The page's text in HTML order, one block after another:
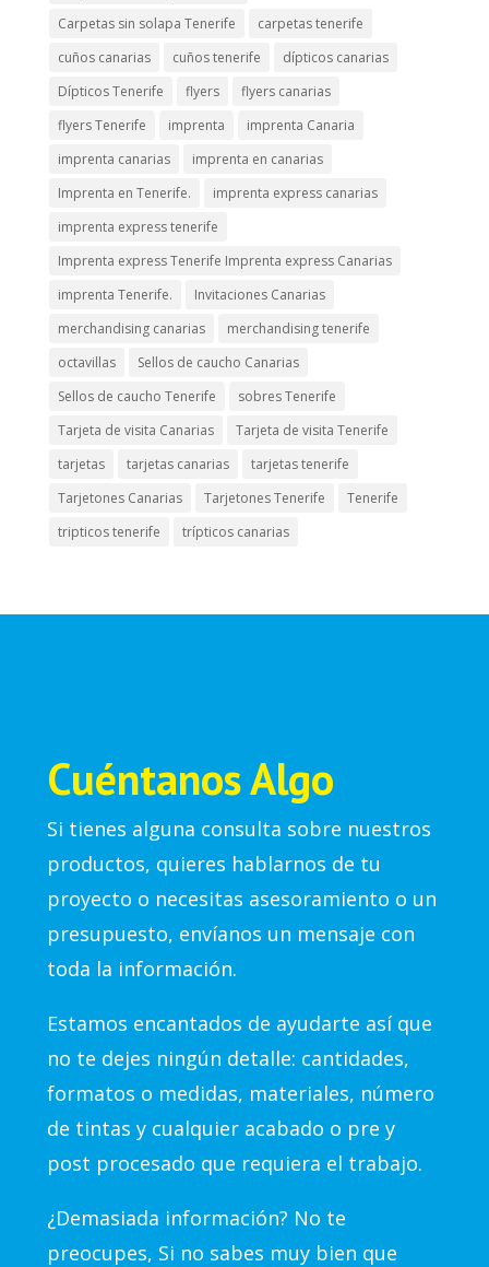
Carpetas sin solapa Tenerife
carpetas tenerife
cuños canarias
cuños tenerife
dípticos canarias
Dípticos Tenerife
flyers
flyers canarias
flyers Tenerife
imprenta
imprenta Canaria
imprenta canarias
imprenta en canarias
Imprenta en Tenerife.
imprenta express canarias
imprenta express tenerife
Imprenta express Tenerife Imprenta express Canarias
imprenta Tenerife.
Invitaciones Canarias
merchandising canarias
merchandising tenerife
octavillas
Sellos de caucho Canarias
Sellos de caucho Tenerife
sobres Tenerife
Tarjeta de visita Canarias
Tarjeta de visita Tenerife
tarjetas
tarjetas canarias
tarjetas tenerife
Tarjetones Canarias
Tarjetones Tenerife
Tenerife
tripticos tenerife
trípticos canarias
Cuéntanos Algo
Si tienes alguna consulta sobre nuestros
productos, quieres hablarnos de tu
proyecto o necesitas asesoramiento o un
presupuesto, envíanos un mensaje con
toda la información.
Estamos encantados de ayudarte así que
no te dejes ningún detalle: cantidades,
formatos o medidas, materiales, número
de tintas y cualquier acabado o pre y
post procesado que requiera el trabajo.
¿Demasiada información? No te
preocupes, Si no sabes muy bien que